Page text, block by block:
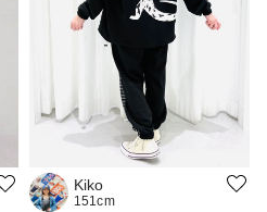
Kiko
151cm